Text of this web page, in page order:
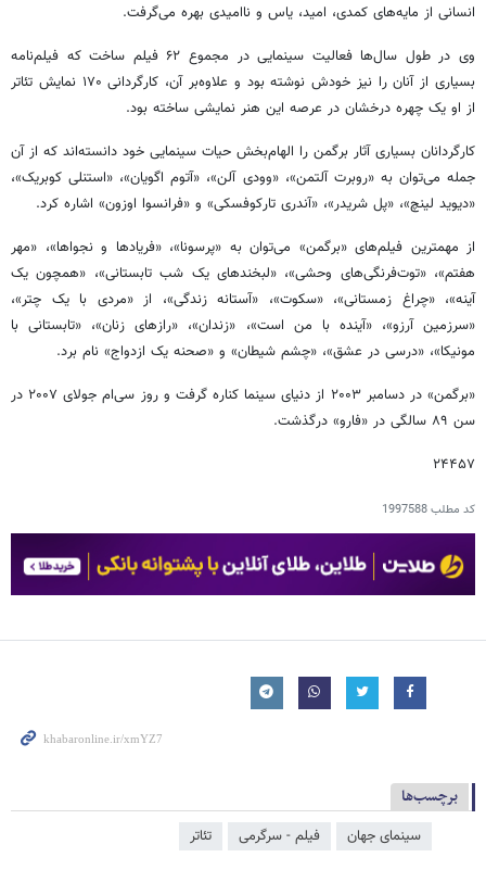
انسانی از مایه‌های کمدی، امید، یاس و ناامیدی بهره می‌گرفت.
وی در طول سال‌ها فعالیت سینمایی در مجموع ‌۶۲ فیلم ساخت که فیلم‌نامه
بسیاری از آنان را نیز خودش نوشته بود و علاوه‌بر آن، کارگردانی ‌۱۷۰ نمایش تئاتر
از او یک چهره درخشان در عرصه این هنر نمایشی ساخته بود.
کارگردانان بسیاری آثار برگمن را الهام‌بخش حیات سینمایی خود دانسته‌اند که از آن
جمله می‌توان به «روبرت آلتمن»، «وودی آلن»، «آتوم اگویان»،‌ «استنلی کوبریک»،
«دیوید لینچ»، «پل شریدر»، «آندری تارکوفسکی» و «فرانسوا اوزون» اشاره کرد.
از مهمترین فیلم‌های «برگمن» می‌توان به «پرسونا»، «فریادها و نجواها»، «مهر
هفتم»، «توت‌فرنگی‌های وحشی»، «لبخندهای یک شب تابستانی»، «همچون یک
آینه»، «چراغ زمستانی»، «سکوت»، «آستانه زندگی»، از «مردی با یک چتر»،
«سرزمین آرزو»، «آینده با من است»، «زندان»، «رازهای زنان»، «تابستانی با
مونیکا»، «درسی در عشق»، «چشم شیطان» و «صحنه یک ازدواج» نام برد.
«برگمن» در دسامبر ‌۲۰۰۳ از دنیای سینما کناره گرفت و روز سی‌ام جولای ۲۰۰۷ در
سن ‌۸۹ سالگی در «فارو» درگذشت.
۲۴۴۵۷
کد مطلب1997588
برچسب‌ها
سینمای جهان فیلم - سرگرمی تئاتر